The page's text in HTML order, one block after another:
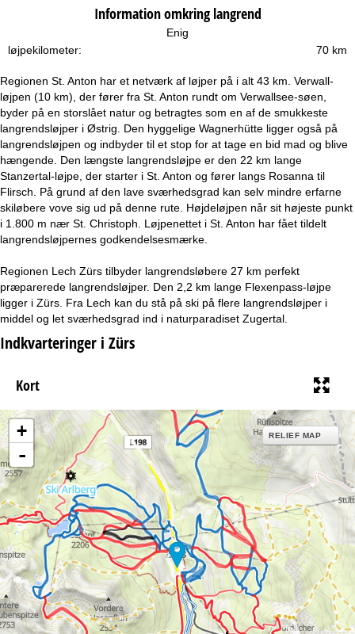
Enig
t
e
Information omkring langrend
70 km
løjpekilometer:
Regionen St. Anton har et netværk af løjper på i alt 43 km. Verwall-
løjpen (10 km), der fører fra St. Anton rundt om Verwallsee-søen,
byder på en storslået natur og betragtes som en af de smukkeste
langrendsløjper i Østrig. Den hyggelige Wagnerhütte ligger også på
langrendsløjpen og indbyder til et stop for at tage en bid mad og blive
hængende. Den længste langrendsløjpe er den 22 km lange
Stanzertal-løjpe, der starter i St. Anton og fører langs Rosanna til
Flirsch. På grund af den lave sværhedsgrad kan selv mindre erfarne
skiløbere vove sig ud på denne rute. Højdeløjpen når sit højeste punkt
i 1.800 m nær St. Christoph. Løjpenettet i St. Anton har fået tildelt
langrendsløjpernes godkendelsesmærke.
Regionen Lech Zürs tilbyder langrendsløbere 27 km perfekt
præparerede langrendsløjper. Den 2,2 km lange Flexenpass-løjpe
ligger i Zürs. Fra Lech kan du stå på ski på flere langrendsløjper i
middel og let sværhedsgrad ind i naturparadiset Zugertal.
Indkvarteringer i Zürs
Kort
+
-
RELIEF MAP